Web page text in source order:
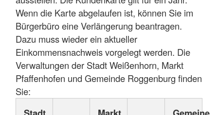
Wenn die Karte abgelaufen ist, können Sie im
Bürgerbüro eine Verlängerung beantragen.
Dazu muss wieder ein aktueller
Einkommensnachweis vorgelegt werden. Die
Verwaltungen der Stadt Weißenhorn, Markt
Pfaffenhofen und Gemeinde Roggenburg finden
Sie: